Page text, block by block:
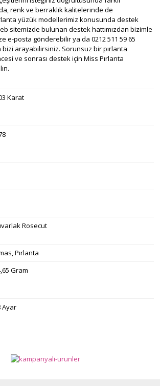
renk ve berraklık kalitelerinde de
yüzük modellerimiz konusunda destek
sitemizde bulunan destek hattımızdan bizimle
e-posta gönderebilir ya da 0212 511 59 65
arayabilirsiniz. Sorunsuz bir pırlanta
ve sonrası destek için Miss Pırlanta
Karat
Rosecut
Pırlanta
Gram
Ayar
Bu ürüne ilk yorumu siz yapın!
iletebilirsiniz.
hakkında henüz soru sorulmamış.